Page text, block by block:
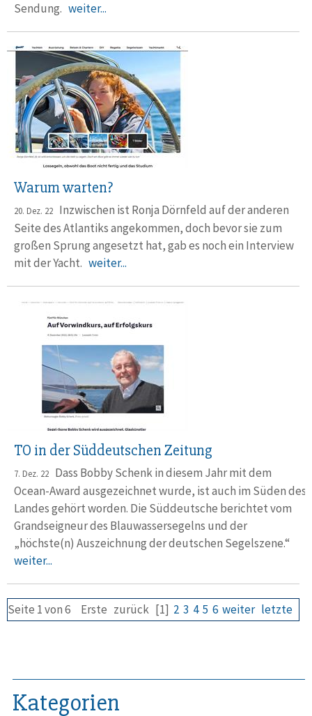
Sendung. weiter...
Warum warten?
20. Dez. 22 Inzwischen ist Ronja Dörnfeld auf der anderen
Seite des Atlantiks ange­kommen, doch bevor sie zum
großen Sprung ange­setzt hat, gab es noch ein Interview
mit der Yacht. weiter...
TO in der Süddeutschen Zeitung
7. Dez. 22 Dass Bobby Schenk in diesem Jahr mit dem
Ocean-Award ausgezeichnet wurde, ist auch im Süden des
Landes gehört worden. Die Süddeutsche berichtet vom
Grandseigneur des Blauwassersegelns und der
„höchste(n) Auszeichnung der deutschen Segelszene.“
weiter...
Seite 1 von 6 Erste zurück [1] 2 3 4 5 6 weiter letzte
Kategorien